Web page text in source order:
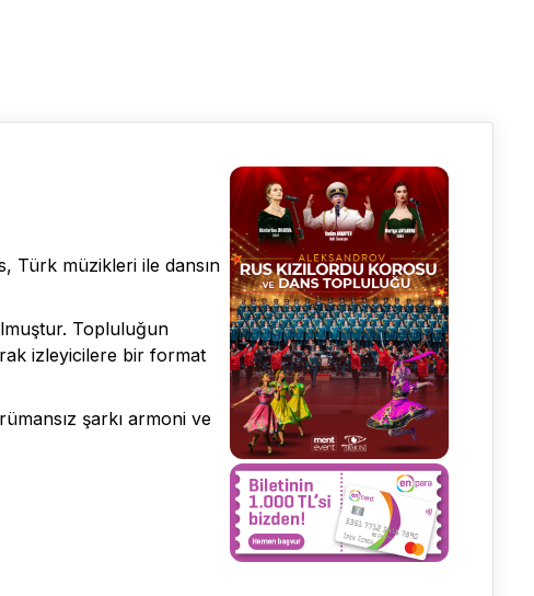
Türk müzikleri ile dansın
Topluluğun
izleyicilere bir format
şarkı armoni ve